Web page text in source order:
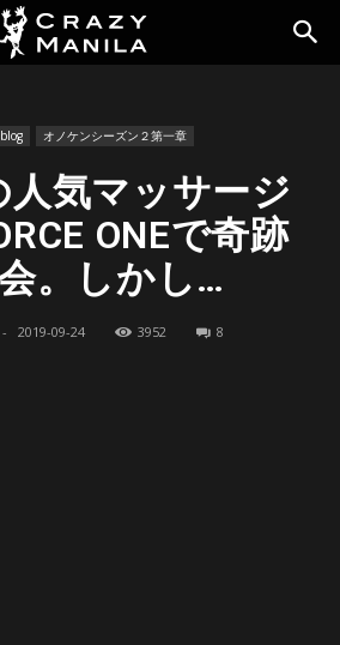
オノケンシーズン２第一章
人気マッサージ
ONEで奇跡
。しかし…
- 2019-09-24 3952 8